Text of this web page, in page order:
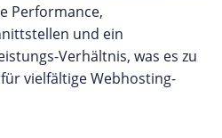
Performance,
und ein
Verhältnis, was es zu
vielfältige Webhosting-